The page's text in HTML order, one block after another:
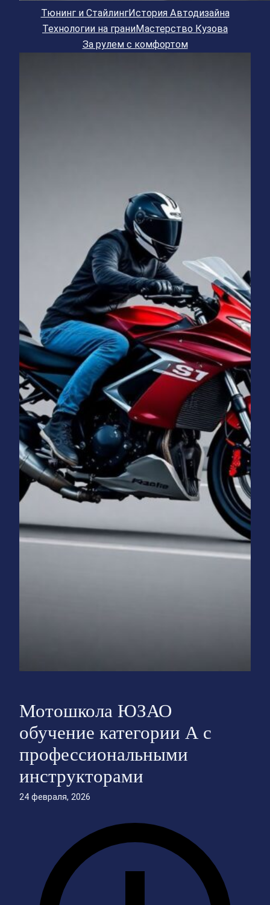
Тюнинг и СтайлингИстория Автодизайна
Технологии на граниМастерство Кузова
За рулем с комфортом
Мотошкола ЮЗАО
обучение категории А с
профессиональными
инструкторами
24 февраля, 2026